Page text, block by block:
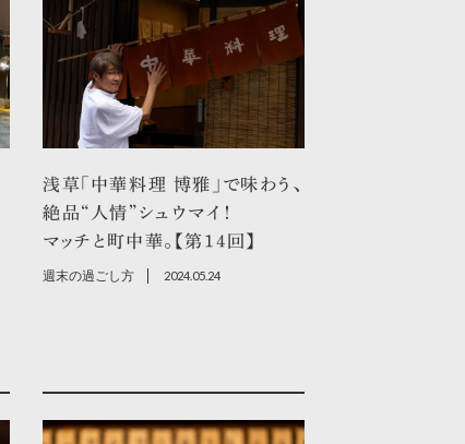
浅草「中華料理 博雅」で味わう、
絶品“人情”シュウマイ！
マッチと町中華。【第14回】
週末の過ごし方 2024.05.24